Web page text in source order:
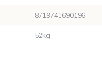
8719743690196
52kg